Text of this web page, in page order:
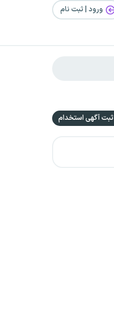
ورود | ثبت‌ نام
ثبت آگهی استخدام